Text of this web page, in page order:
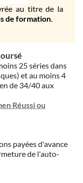
au titre de la
de formation.
25 séries dans
et au moins 4
de 34/40 aux
Réussi ou
payées d'avance
de l'auto-